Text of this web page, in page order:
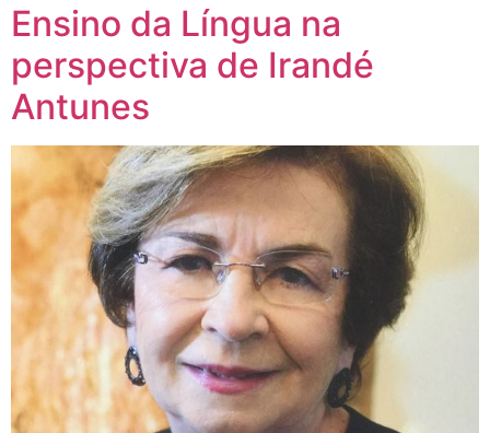
Ensino da Língua na
perspectiva de Irandé
Antunes